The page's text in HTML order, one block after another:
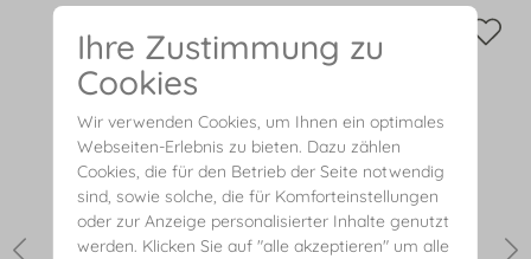
Ihre Zustimmung zu
Cookies
Wir verwenden Cookies, um Ihnen ein optimales
Webseiten-Erlebnis zu bieten. Dazu zählen
Cookies, die für den Betrieb der Seite notwendig
sind, sowie solche, die für Komforteinstellungen
oder zur Anzeige personalisierter Inhalte genutzt
werden. Klicken Sie auf "alle akzeptieren" um alle